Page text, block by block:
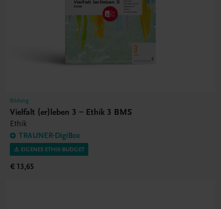
Bildung
Vielfalt (er)leben 3 – Ethik 3 BMS
Ethik
TRAUNER-DigiBox
⚠️ EIGENES ETHIK-BUDGET
€ 13,65